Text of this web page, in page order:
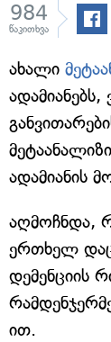
984
წაკითხვა
ახალი
ადამიანებს,
ადამიანის
აღმოჩნდა,
ერთხელ
დემენციის
ით.